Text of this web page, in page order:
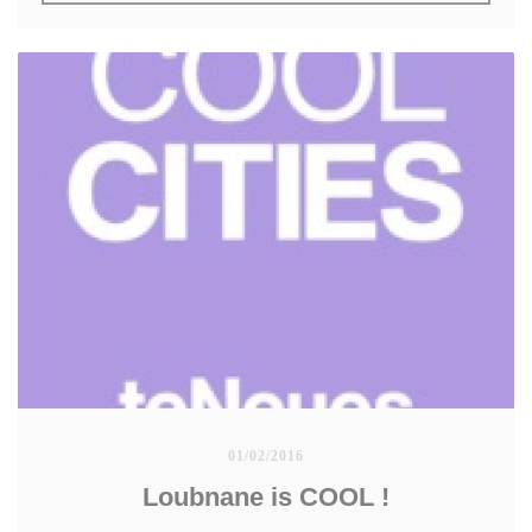
l'international compte du rayonnement mondial de ce
01/02/2016
Loubnane is COOL !